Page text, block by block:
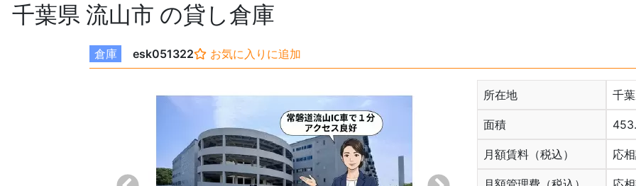
千葉県 流山市 の貸し倉庫
倉庫 esk051322 お気に入りに追加
前へ 次へ
所在地 千
面積
月額賃料（税込） 応